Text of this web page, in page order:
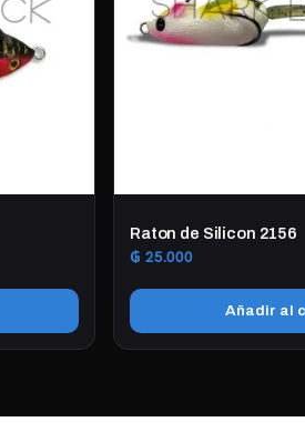
Raton de Silicon 2156
₲ 25.000
Añadir al